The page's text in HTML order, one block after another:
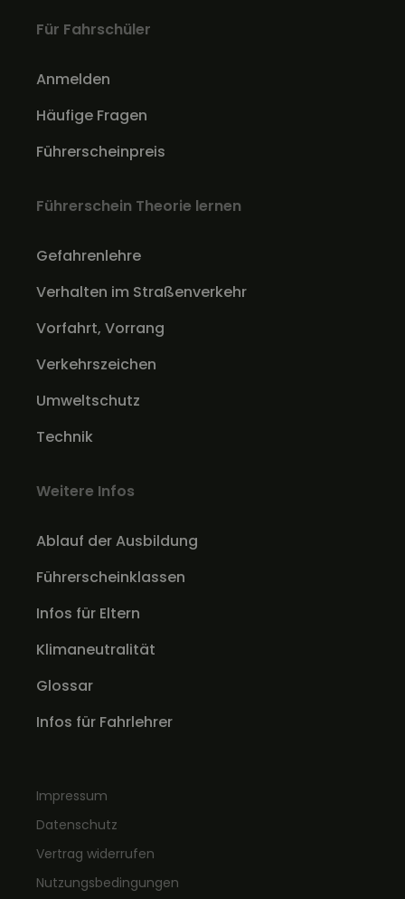
Für Fahrschüler
Anmelden
Häufige Fragen
Führerscheinpreis
Führerschein Theorie lernen
Gefahrenlehre
Verhalten im Straßenverkehr
Vorfahrt, Vorrang
Verkehrszeichen
Umweltschutz
Technik
Weitere Infos
Ablauf der Ausbildung
Führerscheinklassen
Infos für Eltern
Klimaneutralität
Glossar
Infos für Fahrlehrer
Impressum
Datenschutz
Vertrag widerrufen
Nutzungsbedingungen